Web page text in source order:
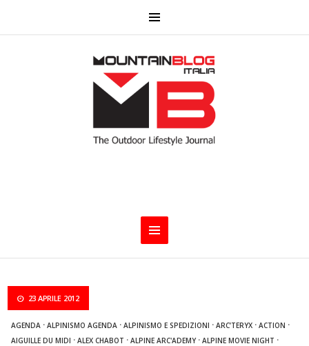
23 APRILE 2012
AGENDA ·ALPINISMO AGENDA ·ALPINISMO E SPEDIZIONI ·ARC’TERYX ·ACTION ·
AIGUILLE DU MIDI ·ALEX CHABOT ·ALPINE ARC'ADEMY·ALPINE MOVIE NIGHT ·